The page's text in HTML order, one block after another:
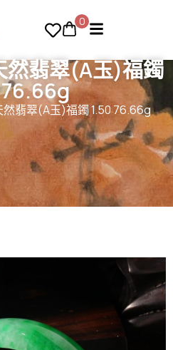
0
然翡翠(A玉)福鐲
翡翠(A玉)福鐲 1.50 76.66g